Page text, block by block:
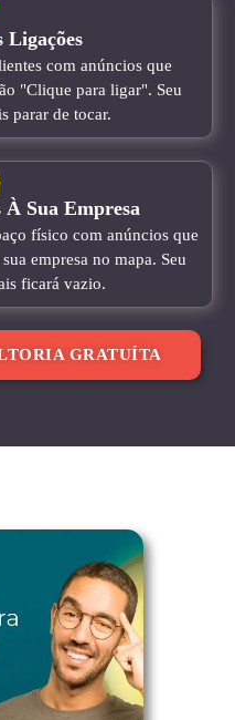
Ligações
com anúncios que
"Clique para ligar". Seu
parar de tocar.
Sua Empresa
físico com anúncios que
empresa no mapa. Seu
ficará vazio.
GRATUÍTA